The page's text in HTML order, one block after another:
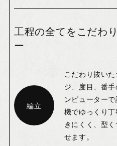
工程の全てをこだわ
ー
編立
こだわり抜い
ジ、度目、番
ンピューター
機でゆっくり
きにくく、型
せます。